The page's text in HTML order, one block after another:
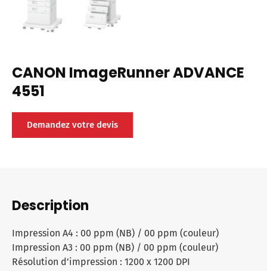
CANON ImageRunner ADVANCE
4551
Demandez votre devis
Description
Impression A4 : 00 ppm (NB) / 00 ppm (couleur)
Impression A3 : 00 ppm (NB) / 00 ppm (couleur)
Résolution d’impression : 1200 x 1200 DPI